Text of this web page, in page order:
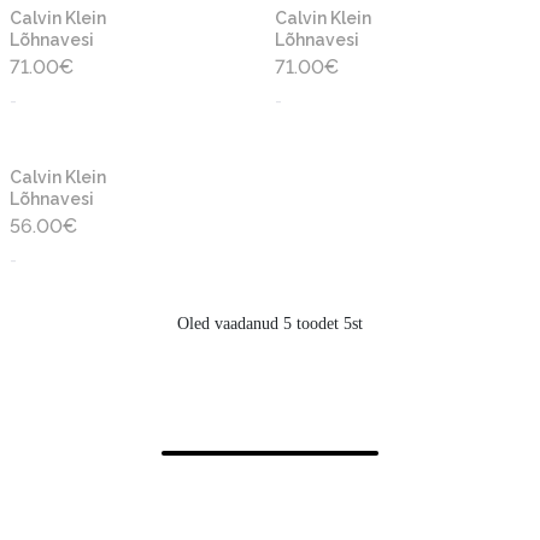
Calvin Klein
Lõhnavesi
71.00€
-
Calvin Klein
Lõhnavesi
71.00€
-
Calvin Klein
Lõhnavesi
56.00€
-
Oled vaadanud 5 toodet 5st